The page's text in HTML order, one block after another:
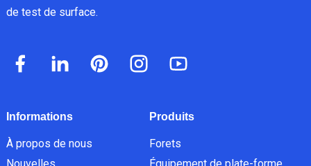
de test de surface.
Informations
À propos de nous
Produits
Forets